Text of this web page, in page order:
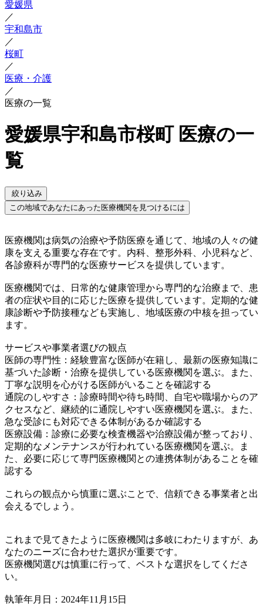
愛媛県
／
宇和島市
／
桜町
／
医療・介護
／
医療の一覧
愛媛県宇和島市桜町 医療の一
覧
絞り込み
この地域であなたにあった医療機関を見つけるには
医療機関は病気の治療や予防医療を通じて、地域の人々の健
康を支える重要な存在です。内科、整形外科、小児科など、
各診療科が専門的な医療サービスを提供しています。
医療機関では、日常的な健康管理から専門的な治療まで、患
者の症状や目的に応じた医療を提供しています。定期的な健
康診断や予防接種なども実施し、地域医療の中核を担ってい
ます。
サービスや事業者選びの観点
医師の専門性：経験豊富な医師が在籍し、最新の医療知識に
基づいた診断・治療を提供している医療機関を選ぶ。また、
丁寧な説明を心がける医師がいることを確認する
通院のしやすさ：診療時間や待ち時間、自宅や職場からのア
クセスなど、継続的に通院しやすい医療機関を選ぶ。また、
急な受診にも対応できる体制があるか確認する
医療設備：診療に必要な検査機器や治療設備が整っており、
定期的なメンテナンスが行われている医療機関を選ぶ。ま
た、必要に応じて専門医療機関との連携体制があることを確
認する
これらの観点から慎重に選ぶことで、信頼できる事業者と出
会えるでしょう。
これまで見てきたように医療機関は多岐にわたりますが、あ
なたのニーズに合わせた選択が重要です。
医療機関選びは慎重に行って、ベストな選択をしてくださ
い。
執筆年月日：2024年11月15日